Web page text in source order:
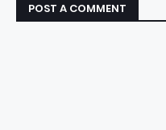
POST A COMMENT